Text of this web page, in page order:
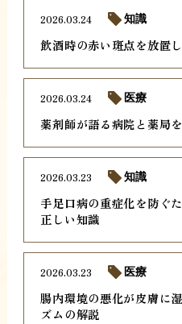
飲酒時の赤い斑点を放置
2026.03.24 知識
薬剤師が語る病院と薬局
2026.03.24 医療
手足口病の重症化を防ぐ
正しい知識
2026.03.23 知識
腸内環境の悪化が皮膚に
ズムの解説
2026.03.23 医療